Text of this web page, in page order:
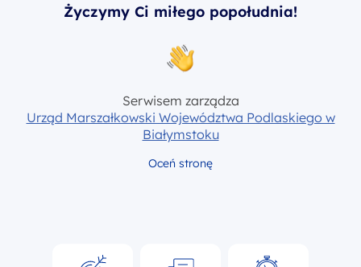
Życzymy Ci miłego popołudnia!
Serwisem zarządza
Urząd Marszałkowski Województwa Podlaskiego w
Białymstoku
Oceń stronę